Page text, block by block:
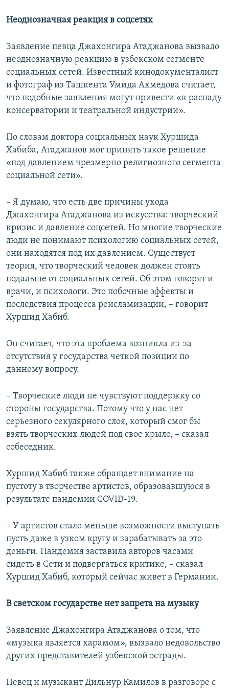
Неоднозначная реакция в соцсетях
Заявление певца Джахонгира Атаджанова вызвало
неоднозначную реакцию в узбекском сегменте
социальных сетей. Известный кинодокументалист
и фотограф из Ташкента Умида Ахмедова считает,
что подобные заявления могут привести «к распаду
консерватории и театральной индустрии».
По словам доктора социальных наук Хуршида
Хабиба, Атаджанов мог принять такое решение
«под давлением чрезмерно религиозного сегмента
социальной сети».
– Я думаю, что есть две причины ухода
Джахонгира Атаджанова из искусства: творческий
кризис и давление соцсетей. Но многие творческие
люди не понимают психологию социальных сетей,
они находятся под их давлением. Существует
теория, что творческий человек должен стоять
подальше от социальных сетей. Об этом говорят и
врачи, и психологи. Это побочные эффекты и
последствия процесса реисламизации, – говорит
Хуршид Хабиб.
Он считает, что эта проблема возникла из-за
отсутствия у государства четкой позиции по
данному вопросу.
– Творческие люди не чувствуют поддержку со
стороны государства. Потому что у нас нет
серьезного секулярного слоя, который смог бы
взять творческих людей под свое крыло, – сказал
собеседник.
Хуршид Хабиб также обращает внимание на
пустоту в творчестве артистов, образовавшуюся в
результате пандемии COVID-19.
– У артистов стало меньше возможности выступать
пусть даже в узком кругу и зарабатывать за это
деньги. Пандемия заставила авторов часами
сидеть в Сети и подвергаться критике, – сказал
Хуршид Хабиб, который сейчас живет в Германии.
В светском государстве нет запрета на музыку
Заявление Джахонгира Атаджанова о том, что
«музыка является харамом», вызвало недовольство
других представителей узбекской эстрады.
Певец и музыкант Дильнур Камилов в разговоре с